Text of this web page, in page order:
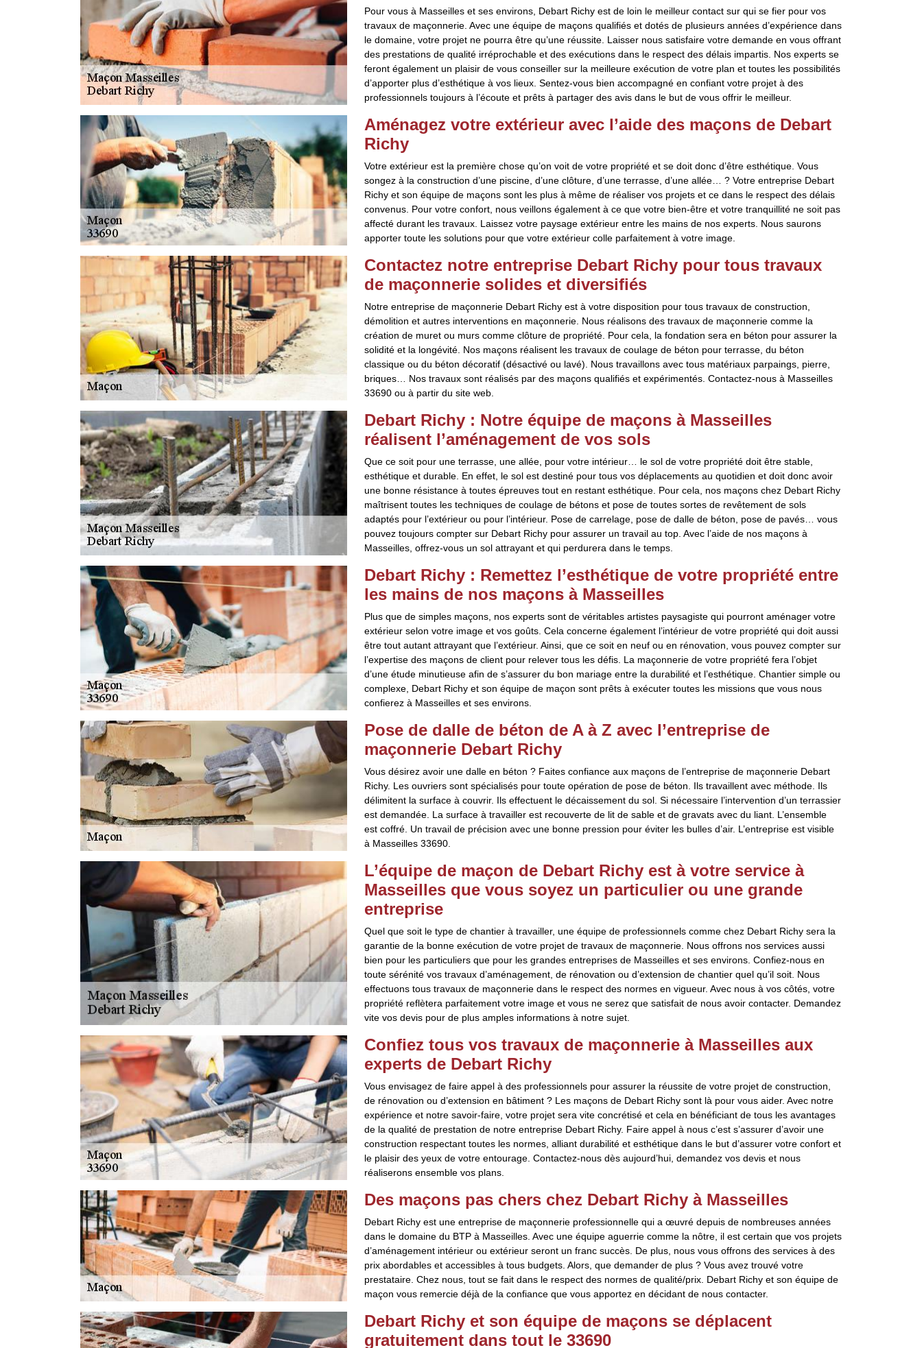
Pour vous à Masseilles et ses environs, Debart Richy est de loin le meilleur contact sur qui se fier pour vos
travaux de maçonnerie. Avec une équipe de maçons qualifiés et dotés de plusieurs années d’expérience dans
le domaine, votre projet ne pourra être qu’une réussite. Laisser nous satisfaire votre demande en vous offrant
des prestations de qualité irréprochable et des exécutions dans le respect des délais impartis. Nos experts se
feront également un plaisir de vous conseiller sur la meilleure exécution de votre plan et toutes les possibilités
d’apporter plus d’esthétique à vos lieux. Sentez-vous bien accompagné en confiant votre projet à des
professionnels toujours à l’écoute et prêts à partager des avis dans le but de vous offrir le meilleur.
Aménagez votre extérieur avec l’aide des maçons de Debart
Richy
Votre extérieur est la première chose qu’on voit de votre propriété et se doit donc d’être esthétique. Vous
songez à la construction d’une piscine, d’une clôture, d’une terrasse, d’une allée… ? Votre entreprise Debart
Richy et son équipe de maçons sont les plus à même de réaliser vos projets et ce dans le respect des délais
convenus. Pour votre confort, nous veillons également à ce que votre bien-être et votre tranquillité ne soit pas
affecté durant les travaux. Laissez votre paysage extérieur entre les mains de nos experts. Nous saurons
apporter toute les solutions pour que votre extérieur colle parfaitement à votre image.
Contactez notre entreprise Debart Richy pour tous travaux
de maçonnerie solides et diversifiés
Notre entreprise de maçonnerie Debart Richy est à votre disposition pour tous travaux de construction,
démolition et autres interventions en maçonnerie. Nous réalisons des travaux de maçonnerie comme la
création de muret ou murs comme clôture de propriété. Pour cela, la fondation sera en béton pour assurer la
solidité et la longévité. Nos maçons réalisent les travaux de coulage de béton pour terrasse, du béton
classique ou du béton décoratif (désactivé ou lavé). Nous travaillons avec tous matériaux parpaings, pierre,
briques… Nos travaux sont réalisés par des maçons qualifiés et expérimentés. Contactez-nous à Masseilles
33690 ou à partir du site web.
Debart Richy : Notre équipe de maçons à Masseilles
réalisent l’aménagement de vos sols
Que ce soit pour une terrasse, une allée, pour votre intérieur… le sol de votre propriété doit être stable,
esthétique et durable. En effet, le sol est destiné pour tous vos déplacements au quotidien et doit donc avoir
une bonne résistance à toutes épreuves tout en restant esthétique. Pour cela, nos maçons chez Debart Richy
maîtrisent toutes les techniques de coulage de bétons et pose de toutes sortes de revêtement de sols
adaptés pour l’extérieur ou pour l’intérieur. Pose de carrelage, pose de dalle de béton, pose de pavés… vous
pouvez toujours compter sur Debart Richy pour assurer un travail au top. Avec l’aide de nos maçons à
Masseilles, offrez-vous un sol attrayant et qui perdurera dans le temps.
Debart Richy : Remettez l’esthétique de votre propriété entre
les mains de nos maçons à Masseilles
Plus que de simples maçons, nos experts sont de véritables artistes paysagiste qui pourront aménager votre
extérieur selon votre image et vos goûts. Cela concerne également l’intérieur de votre propriété qui doit aussi
être tout autant attrayant que l’extérieur. Ainsi, que ce soit en neuf ou en rénovation, vous pouvez compter sur
l’expertise des maçons de client pour relever tous les défis. La maçonnerie de votre propriété fera l’objet
d’une étude minutieuse afin de s’assurer du bon mariage entre la durabilité et l’esthétique. Chantier simple ou
complexe, Debart Richy et son équipe de maçon sont prêts à exécuter toutes les missions que vous nous
confierez à Masseilles et ses environs.
Pose de dalle de béton de A à Z avec l’entreprise de
maçonnerie Debart Richy
Vous désirez avoir une dalle en béton ? Faites confiance aux maçons de l’entreprise de maçonnerie Debart
Richy. Les ouvriers sont spécialisés pour toute opération de pose de béton. Ils travaillent avec méthode. Ils
délimitent la surface à couvrir. Ils effectuent le décaissement du sol. Si nécessaire l’intervention d’un terrassier
est demandée. La surface à travailler est recouverte de lit de sable et de gravats avec du liant. L’ensemble
est coffré. Un travail de précision avec une bonne pression pour éviter les bulles d’air. L’entreprise est visible
à Masseilles 33690.
L’équipe de maçon de Debart Richy est à votre service à
Masseilles que vous soyez un particulier ou une grande
entreprise
Quel que soit le type de chantier à travailler, une équipe de professionnels comme chez Debart Richy sera la
garantie de la bonne exécution de votre projet de travaux de maçonnerie. Nous offrons nos services aussi
bien pour les particuliers que pour les grandes entreprises de Masseilles et ses environs. Confiez-nous en
toute sérénité vos travaux d’aménagement, de rénovation ou d’extension de chantier quel qu’il soit. Nous
effectuons tous travaux de maçonnerie dans le respect des normes en vigueur. Avec nous à vos côtés, votre
propriété reflètera parfaitement votre image et vous ne serez que satisfait de nous avoir contacter. Demandez
vite vos devis pour de plus amples informations à notre sujet.
Confiez tous vos travaux de maçonnerie à Masseilles aux
experts de Debart Richy
Vous envisagez de faire appel à des professionnels pour assurer la réussite de votre projet de construction,
de rénovation ou d’extension en bâtiment ? Les maçons de Debart Richy sont là pour vous aider. Avec notre
expérience et notre savoir-faire, votre projet sera vite concrétisé et cela en bénéficiant de tous les avantages
de la qualité de prestation de notre entreprise Debart Richy. Faire appel à nous c’est s’assurer d’avoir une
construction respectant toutes les normes, alliant durabilité et esthétique dans le but d’assurer votre confort et
le plaisir des yeux de votre entourage. Contactez-nous dès aujourd’hui, demandez vos devis et nous
réaliserons ensemble vos plans.
Des maçons pas chers chez Debart Richy à Masseilles
Debart Richy est une entreprise de maçonnerie professionnelle qui a œuvré depuis de nombreuses années
dans le domaine du BTP à Masseilles. Avec une équipe aguerrie comme la nôtre, il est certain que vos projets
d’aménagement intérieur ou extérieur seront un franc succès. De plus, nous vous offrons des services à des
prix abordables et accessibles à tous budgets. Alors, que demander de plus ? Vous avez trouvé votre
prestataire. Chez nous, tout se fait dans le respect des normes de qualité/prix. Debart Richy et son équipe de
maçon vous remercie déjà de la confiance que vous apportez en décidant de nous contacter.
Debart Richy et son équipe de maçons se déplacent
gratuitement dans tout le 33690